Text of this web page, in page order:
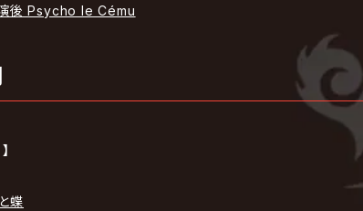
後 Psycho le Cému
蝶